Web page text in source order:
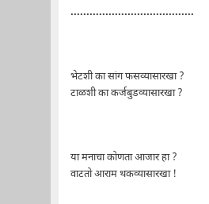
.......................................
भेटशी का सांग फसव्यासारखा ?
टाळशी का कर्जबुडव्यासारखा ?
या मनाचा कोणता आजार हा ?
वाटतो आराम थकव्यासारखा !